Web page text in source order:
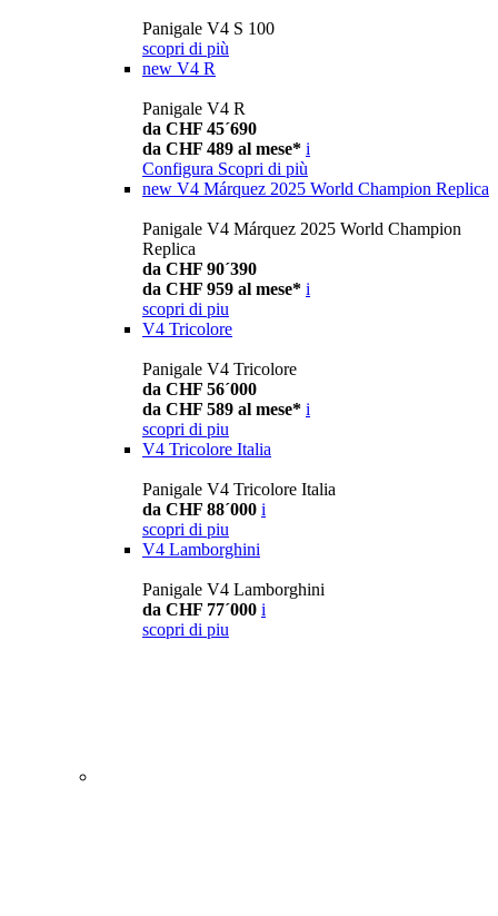
Panigale V4 S 100
scopri di più
new V4 R
Panigale V4 R
da CHF 45´690
da CHF 489 al mese* i
Configura Scopri di più
new V4 Márquez 2025 World Champion Replica
Panigale V4 Márquez 2025 World Champion
Replica
da CHF 90´390
da CHF 959 al mese* i
scopri di piu
V4 Tricolore
Panigale V4 Tricolore
da CHF 56´000
da CHF 589 al mese* i
scopri di piu
V4 Tricolore Italia
Panigale V4 Tricolore Italia
da CHF 88´000 i
scopri di piu
V4 Lamborghini
Panigale V4 Lamborghini
da CHF 77´000 i
scopri di piu